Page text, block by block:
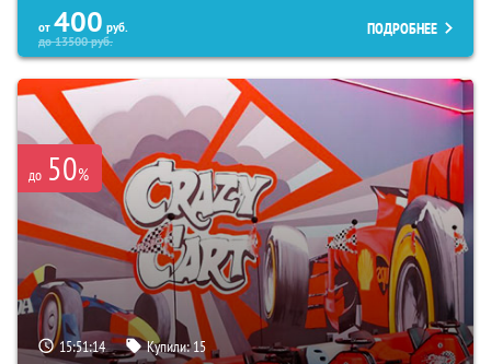
от 400 руб.
до13500руб.
ПОДРОБНЕЕ
до 50%
15:51:13 Купили:15